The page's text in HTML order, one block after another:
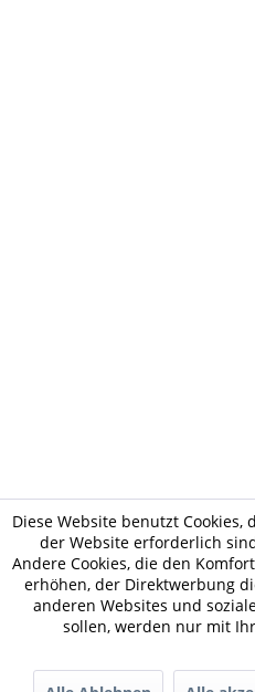
Diese Website benutzt
der Website erforderlich
Andere Cookies, die den
erhöhen, der Direktwerbung
anderen Websites und
sollen, werden nur mit